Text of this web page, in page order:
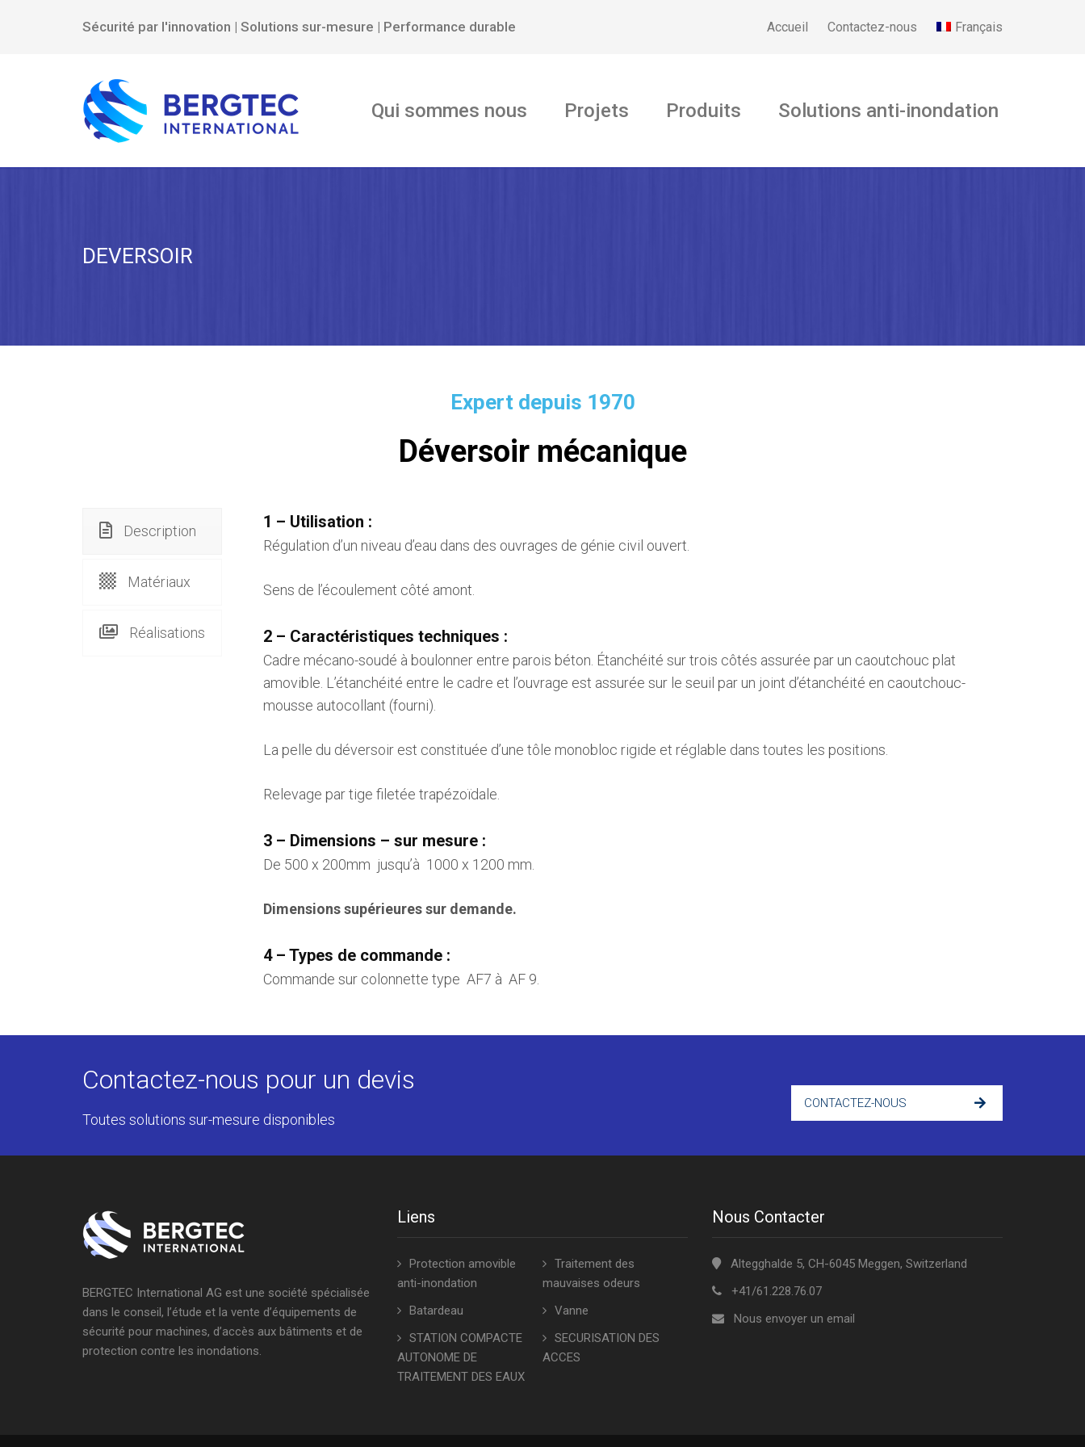
Sécurité par l'innovation | Solutions sur-mesure | Performance durable Accueil Contactez-nous Français
Qui sommes nous Projets Produits Solutions anti-inondation
DEVERSOIR
Expert depuis 1970
Déversoir mécanique
Description
Matériaux
Réalisations
1 – Utilisation :
Régulation d’un niveau d’eau dans des ouvrages de génie civil ouvert.
Sens de l’écoulement côté amont.
2 – Caractéristiques techniques :
Cadre mécano-soudé à boulonner entre parois béton. Étanchéité sur trois côtés assurée par un caoutchouc plat
amovible. L’étanchéité entre le cadre et l’ouvrage est assurée sur le seuil par un joint d’étanchéité en caoutchouc-
mousse autocollant (fourni).
La pelle du déversoir est constituée d’une tôle monobloc rigide et réglable dans toutes les positions.
Relevage par tige filetée trapézoïdale.
3 – Dimensions – sur mesure :
De 500 x 200mm jusqu’à 1000 x 1200 mm.
Dimensions supérieures sur demande.
4 – Types de commande :
Commande sur colonnette type AF7 à AF 9.
Contactez-nous pour un devis
Toutes solutions sur-mesure disponibles
CONTACTEZ-NOUS
BERGTEC International AG est une société spécialisée
dans le conseil, l’étude et la vente d’équipements de
sécurité pour machines, d’accès aux bâtiments et de
protection contre les inondations.
Liens
Protection amovible
anti-inondation
Traitement des
mauvaises odeurs
Batardeau
Vanne
STATION COMPACTE
AUTONOME DE
TRAITEMENT DES EAUX
SECURISATION DES
ACCES
Nous Contacter
Altegghalde 5, CH-6045 Meggen, Switzerland
+41/61.228.76.07
Nous envoyer un email